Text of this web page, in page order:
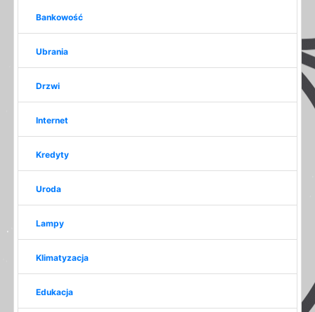
Bankowość
Ubrania
Drzwi
Internet
Kredyty
Uroda
Lampy
Klimatyzacja
Edukacja